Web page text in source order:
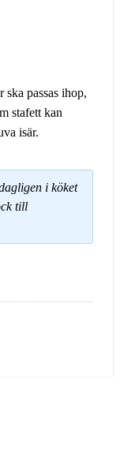
passas ihop,
stafett kan
isär.
i köket
till